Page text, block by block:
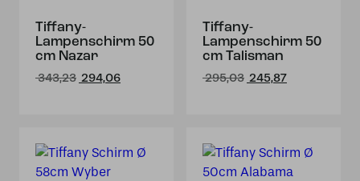
Tiffany-
Lampenschirm 50
cm Nazar
343,23 Ursprünglicher
294,06Aktueller
Tiffany-
Lampenschirm 50
cm Talisman
295,03 Ursprünglicher
245,87Aktueller